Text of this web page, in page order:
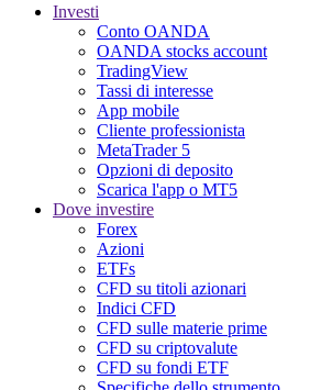
Investi
Conto OANDA
OANDA stocks account
TradingView
Tassi di interesse
App mobile
Cliente professionista
MetaTrader 5
Opzioni di deposito
Scarica l'app o MT5
Dove investire
Forex
Azioni
ETFs
CFD su titoli azionari
Indici CFD
CFD sulle materie prime
CFD su criptovalute
CFD su fondi ETF